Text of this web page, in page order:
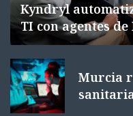
Kyndryl
TI con agentes de
Murcia